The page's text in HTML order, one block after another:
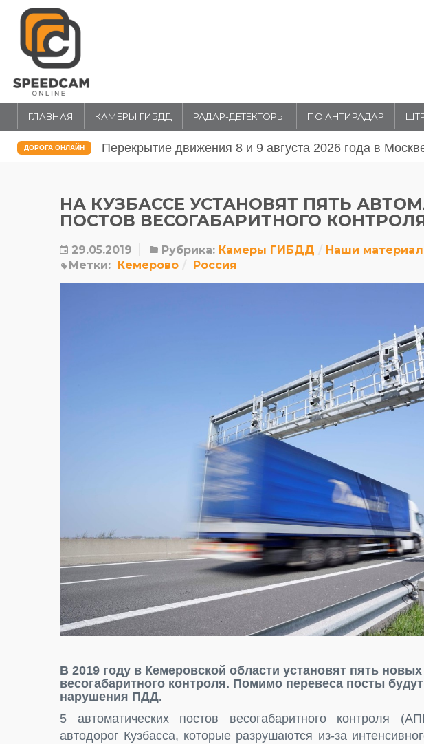
ГЛАВНАЯ КАМЕРЫ ГИБДД РАДАР-ДЕТЕКТОРЫ ПО АНТИРАДАР
ДОРОГА ОНЛАЙН Перекрытие движения 31 июля и 1 августа 20026 года
НА КУЗБАССЕ УСТАНОВЯТ ПЯТЬ
ПОСТОВ ВЕСОГАБАРИТНОГО
29.05.2019 Рубрика: Камеры ГИБДД Наши
Метки: Кемерово Россия
В 2019 году в Кемеровской области установят пять
весогабаритного контроля. Помимо перевеса посты
нарушения ПДД.
5 автоматических постов весогабаритного контроля
автодорог Кузбасса, которые разрушаются из-за